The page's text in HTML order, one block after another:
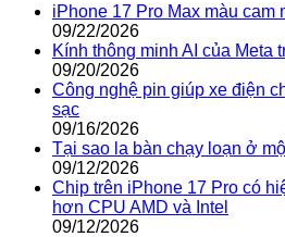
iPhone 17 Pro Max màu cam
09/22/2026
Kính thông minh AI của Meta
09/20/2026
Công nghệ pin giúp xe điện
sạc
09/16/2026
Tại sao la bàn chạy loạn ở
09/12/2026
Chip trên iPhone 17 Pro có
hơn CPU AMD và Intel
09/12/2026